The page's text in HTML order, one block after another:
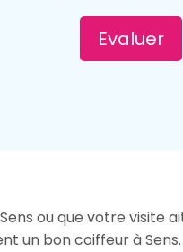
Evaluer
ou que votre visite
un bon coiffeur à Sens.